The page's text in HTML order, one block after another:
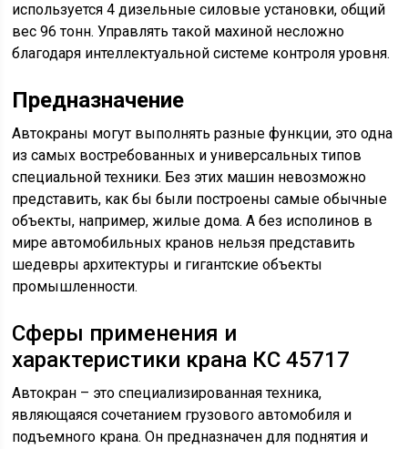
используется 4 дизельные силовые установки, общий
вес 96 тонн. Управлять такой махиной несложно
благодаря интеллектуальной системе контроля уровня.
Предназначение
Автокраны могут выполнять разные функции, это одна
из самых востребованных и универсальных типов
специальной техники. Без этих машин невозможно
представить, как бы были построены самые обычные
объекты, например, жилые дома. А без исполинов в
мире автомобильных кранов нельзя представить
шедевры архитектуры и гигантские объекты
промышленности.
Сферы применения и
характеристики крана КС 45717
Автокран – это специализированная техника,
являющаяся сочетанием грузового автомобиля и
подъемного крана. Он предназначен для поднятия и